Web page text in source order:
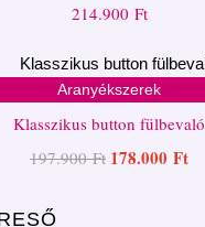
214.900 Ft
Aranyékszerek
Klasszikus button fülbevaló
197.900Ft 178.000 Ft